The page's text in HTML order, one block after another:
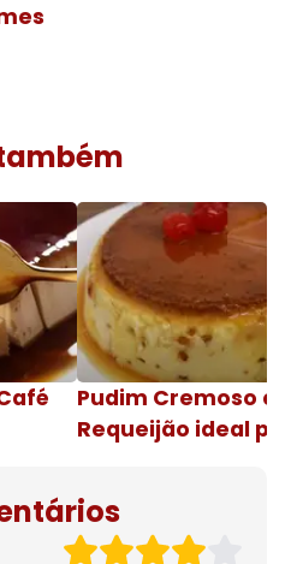
Pudim Cremoso
Requeijão ideal